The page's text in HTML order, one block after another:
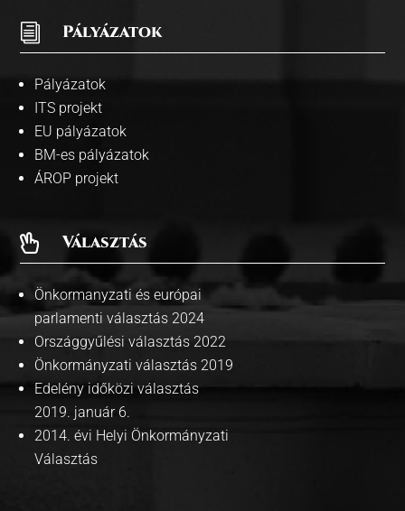
i Pályázatok
Pályázatok
ITS projekt
EU pályázatok
BM-es pályázatok
ÁROP projekt
 Választás
Önkormanyzati és európai
parlamenti választás 2024
Országgyűlési választás 2022
Önkormányzati választás 2019
Edelény időközi választás
2019. január 6.
2014. évi Helyi Önkormányzati
Választás